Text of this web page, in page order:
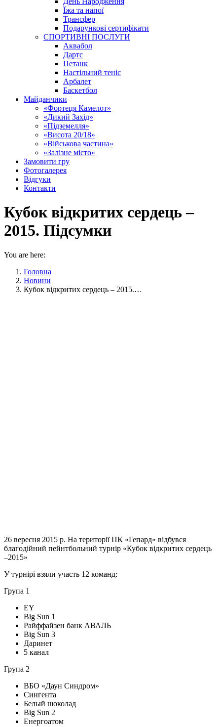
Їжа та напої
Трансфер
Подарункові сертифікати
СПОРТИВНІ ПОСЛУГИ
Аквабол
Дартс
Петанк
Настільний теніс
Арбалет
Баскетбол
Майданчики
«Фортеця Камелот»
«Дикий Захід»
«Підземелля»
«Висота 20/18»
«Військова частина»
«Залізне місто»
Замовити гру
Фотогалерея
Відгуки
Контакти
Кубок відкритих сердець –
2015. Підсумки
You are here:
Головна
Новини
Кубок відкритих сердець – 2015.…
26 вересня 2015 р. На території ПК «Гепард» відбувся
благодійний пейнтбольний турнір «Кубок відкритих сердець
–2015»
У турнірі взяли участь 12 команд:
Група 1
EY
Big Sun 1
Райффайзен банк АВАЛЬ
Big Sun 3
Даринет
5 канал
Група 2
ВБО «Даун Синдром»
Сингента
Белый шоколад
Big Sun 2
Енергоатом